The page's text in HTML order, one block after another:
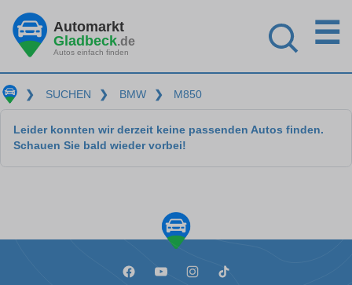
Automarkt
Gladbeck.de
Autos einfach finden
☰
❯ SUCHEN ❯ BMW ❯ M850
Leider konnten wir derzeit keine passenden Autos finden.
Schauen Sie bald wieder vorbei!